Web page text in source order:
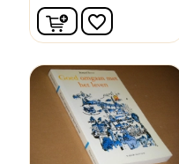
In winkelwagen
favorite_border